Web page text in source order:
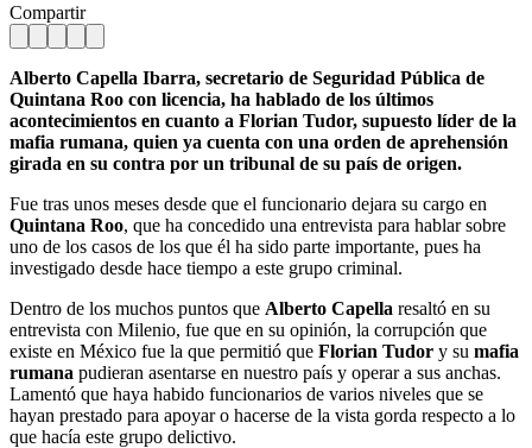
Compartir
Alberto Capella Ibarra, secretario de Seguridad Pública de
Quintana Roo con licencia, ha hablado de los últimos
acontecimientos en cuanto a Florian Tudor, supuesto líder de la
mafia rumana, quien ya cuenta con una orden de aprehensión
girada en su contra por un tribunal de su país de origen.
Fue tras unos meses desde que el funcionario dejara su cargo en
Quintana Roo, que ha concedido una entrevista para hablar sobre
uno de los casos de los que él ha sido parte importante, pues ha
investigado desde hace tiempo a este grupo criminal.
Dentro de los muchos puntos que Alberto Capella resaltó en su
entrevista con Milenio, fue que en su opinión, la corrupción que
existe en México fue la que permitió que Florian Tudor y su mafia
rumana pudieran asentarse en nuestro país y operar a sus anchas.
Lamentó que haya habido funcionarios de varios niveles que se
hayan prestado para apoyar o hacerse de la vista gorda respecto a lo
que hacía este grupo delictivo.